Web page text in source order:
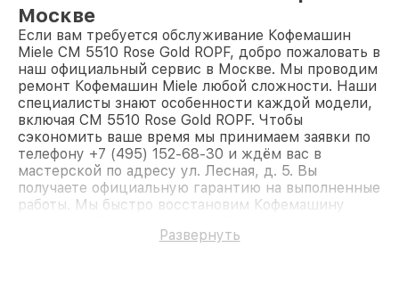
Москве
Если вам требуется обслуживание Кофемашин
Miele CM 5510 Rose Gold ROPF, добро пожаловать в
наш официальный сервис в Москве. Мы проводим
ремонт Кофемашин Miele любой сложности. Наши
специалисты знают особенности каждой модели,
включая CM 5510 Rose Gold ROPF. Чтобы
сэкономить ваше время мы принимаем заявки по
телефону +7 (495) 152-68-30 и ждём вас в
мастерской по адресу ул. Лесная, д. 5. Вы
получаете официальную гарантию на выполненные
работы. Мы быстро восстановим Кофемашину
Развернуть